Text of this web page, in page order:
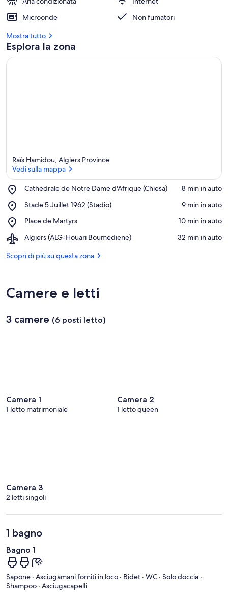
Microonde
Non fumatori
Mostra tutto
Esplora la zona
Raïs Hamidou, Algiers Province
Vedi sulla mappa
Cathedrale de Notre Dame d'Afrique (Chiesa)
Place,
de
Dame
d'Afrique
(Chiesa)
‪8 min in auto‬
Stade 5 Juillet 1962 (Stadio)
Place,
5
1962
‪9 min in auto‬
Place de Martyrs
Place,
de
‪10 min in auto‬
Algiers (ALG-Houari Boumediene)
Airport,
(ALG-
‪32 min in auto‬
Scopri di più su questa zona
Camere e letti
3 camere (6 posti letto)
Camera 1
1 letto matrimoniale
Camera 2
1 letto queen
Camera 3
2 letti singoli
1 bagno
Bagno 1
Sapone · Asciugamani forniti in loco · Bidet · WC · Solo doccia ·
Shampoo · Asciugacapelli